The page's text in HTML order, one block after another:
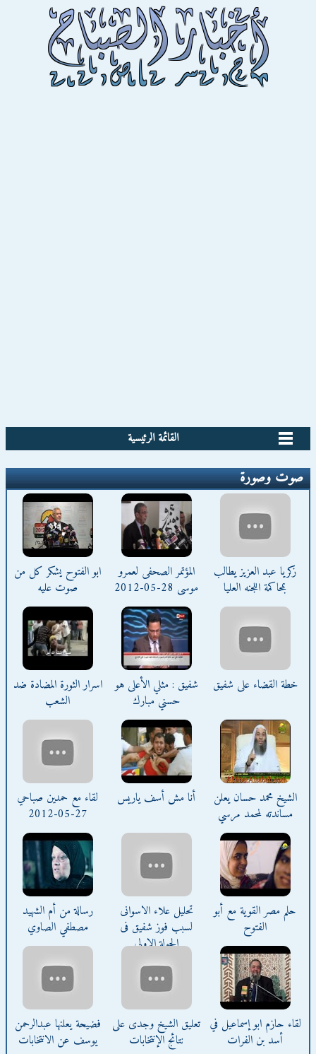
القائمة الرئيسية
صوت وصورة
زكريا عبد العزيز يطالب
بمحاكمة اللجنه العليا
المؤتمر الصحفى لعمرو
موسى 28-05-2012
ابو الفتوح يشكر كل من
صوت عليه
خطة القضاء على شفيق
شفيق : مثلي الأعلى هو
حسني مبارك
اسرار الثورة المضادة ضد
الشعب
الشيخ محمد حسان يعلن
مساندته لمحمد مرسي
أنا مش أسف ياريس
لقاء مع حمدين صباحي
27-05-2012
حلم مصر القوية مع أبو
الفتوح
تحليل علاء الاسوانى
لسبب فوز شفيق فى
الجولة الاولى
رسالة من أم الشهيد
مصطفي الصاوي
لقاء حازم ابو إسماعيل في
أسد بن الفرات
تعليق الشيخ وجدى على
نتائج الإنتخابات
فضيحة يعلنها عبدالرحمن
يوسف عن الانتخابات